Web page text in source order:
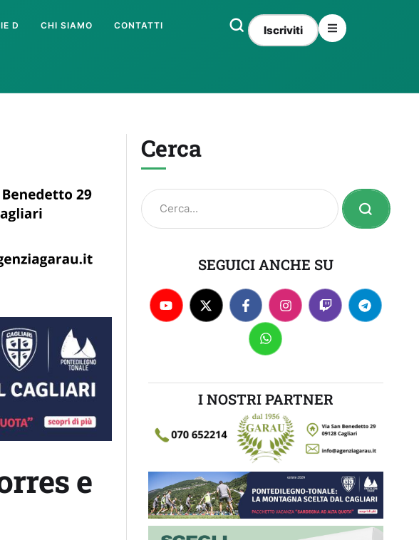
D CHI SIAMO CONTATTI Iscriviti
e
Cerca
SEGUICI ANCHE SU
I NOSTRI PARTNER